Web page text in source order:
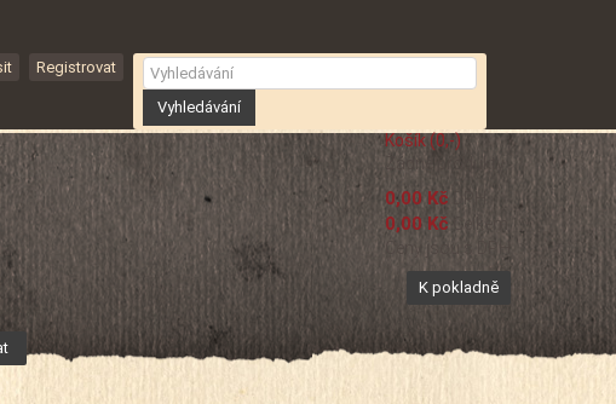
Vyhledávání
Registrovat
Košík (0,-)
Žádné produkty
0,00 Kč DPH
0,00 Kč Celkem
Ceny jsou s DPH
K pokladně